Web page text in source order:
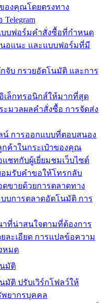
งคุณโดยตรงทาง
Telegram
บฟอร์มคำสั่งซื้อที่กำหนด
นอแนะ และแบบฟอร์มที่มี
จับ กรวยอัตโนมัติ และการ
เล็กทรอนิกส์ให้มากที่สุด
มวลผลคำสั่งซื้อ การจัดส่ง
น์ การออกแบบที่ตอบสนอง
ค้าในกระเป๋าของคุณ
แชทกับผู้เยี่ยมชมเว็บไซต์
มรับคำขอให้โทรกลับ
ดขายด้วยการตลาดทาง
ะบบการตลาดอัตโนมัติ การ
าที่น่าสนใจตามที่ต้องการ
ละเอียด การแปลข้อความ
หมด
มัติ
มัติ ปรับเวิร์กโฟลว์ให้
ยากรบุคคล